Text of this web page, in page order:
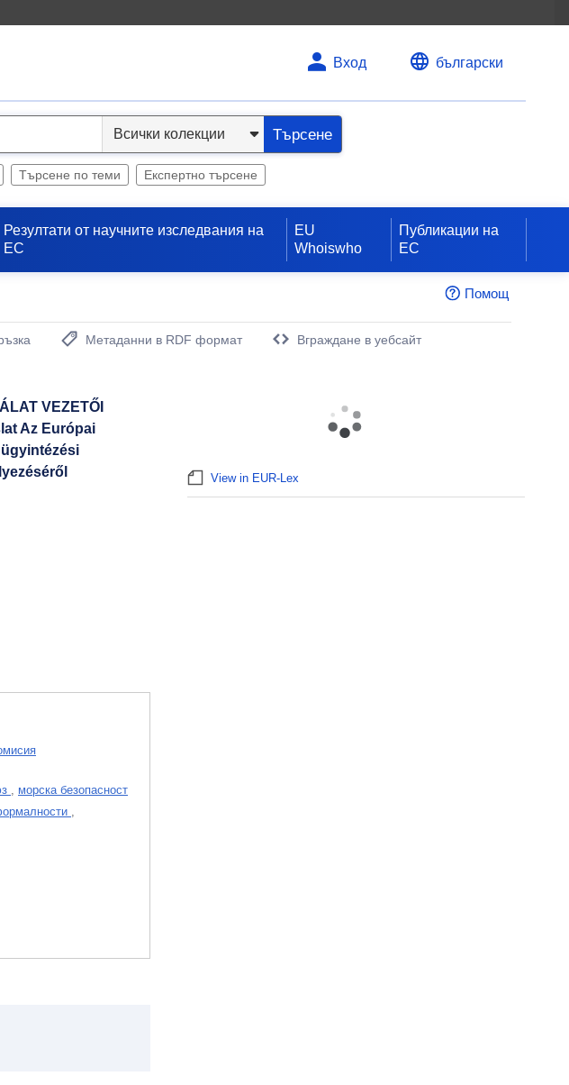
Вход български
Търсене
Търсене по теми Експертно търсене
Резултати от научните изследвания на
ЕС
EU
Whoiswho
Публикации на
ЕС
Помощ
Метаданни в RDF формат
Вграждане в уебсайт
VEZETŐI
Az Európai
морска безопасност
View in EUR-Lex